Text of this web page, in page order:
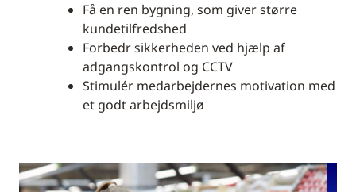
Få en ren bygning, som giver større
kundetilfredshed
Forbedr sikkerheden ved hjælp af
adgangskontrol og CCTV
Stimulér medarbejdernes motivation med
et godt arbejdsmiljø